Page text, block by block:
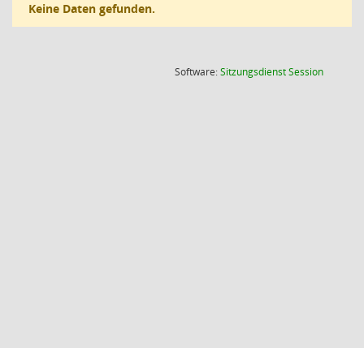
Keine Daten gefunden.
Software:SitzungsdienstSession(Wird in